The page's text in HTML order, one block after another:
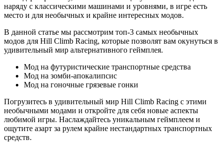
наряду с классическими машинами и уровнями, в игре есть
место и для необычных и крайне интересных модов.
В данной статье мы рассмотрим топ-3 самых необычных
модов для Hill Climb Racing, которые позволят вам окунуться в
удивительный мир альтернативного геймплея.
Мод на футуристические транспортные средства
Мод на зомби-апокалипсис
Мод на гоночные грязевые гонки
Погрузитесь в удивительный мир Hill Climb Racing с этими
необычными модами и откройте для себя новые аспекты
любимой игры. Наслаждайтесь уникальным геймплеем и
ощутите азарт за рулем крайне нестандартных транспортных
средств.